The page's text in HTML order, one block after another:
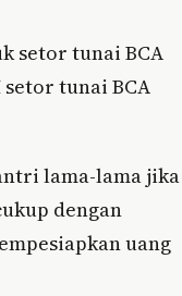
setor tunai BCA
tunai BCA
lama-lama jika
dengan
uang